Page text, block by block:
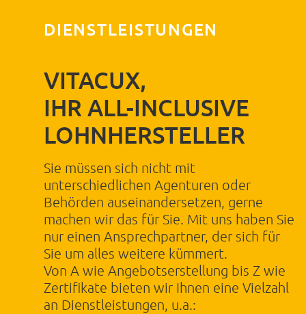
DIENSTLEISTUNGEN
VITACUX,
IHR ALL-INCLUSIVE
LOHNHERSTELLER
Sie müssen sich nicht mit
unterschiedlichen Agenturen oder
Behörden auseinandersetzen, gerne
machen wir das für Sie. Mit uns haben Sie
nur einen Ansprechpartner, der sich für
Sie um alles weitere kümmert.
Von A wie Angebotserstellung bis Z wie
Zertifikate bieten wir Ihnen eine Vielzahl
an Dienstleistungen, u.a.: